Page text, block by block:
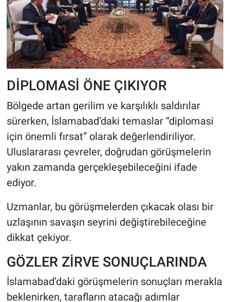
DİPLOMASİ ÖNE ÇIKIYOR
Bölgede artan gerilim ve karşılıklı saldırılar
sürerken, İslamabad’daki temaslar “diplomasi
için önemli fırsat” olarak değerlendiriliyor.
Uluslararası çevreler, doğrudan görüşmelerin
yakın zamanda gerçekleşebileceğini ifade
ediyor.
Uzmanlar, bu görüşmelerden çıkacak olası bir
uzlaşının savaşın seyrini değiştirebileceğine
dikkat çekiyor.
GÖZLER ZİRVE SONUÇLARINDA
İslamabad’daki görüşmelerin sonuçları merakla
beklenirken, tarafların atacağı adımlar